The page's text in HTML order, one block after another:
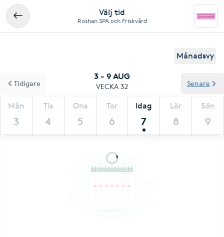
Välj tid
Roshan SPA och Friskvård
Månadsvy
3 - 9 AUG
VECKA 32
Mån
3
Tis
4
Ons
5
Tor
6
Idag
7
Lör
8
Sön
9
Tidigare Senare